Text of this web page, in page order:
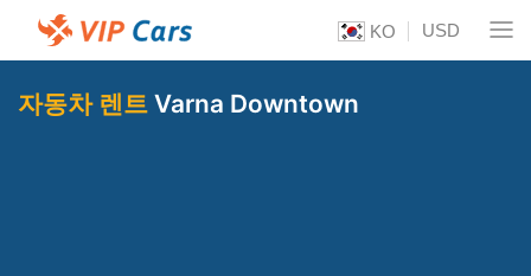
KO USD
자동차 렌트 Varna Downtown